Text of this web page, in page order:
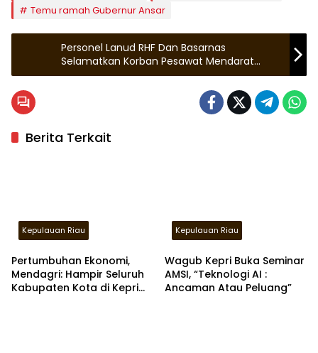
Temu ramah Gubernur Ansar
Personel Lanud RHF Dan Basarnas
Selamatkan Korban Pesawat Mendarat
Darurat di Air
Berita Terkait
Kepulauan Riau
Pertumbuhan Ekonomi,
Mendagri: Hampir Seluruh
Kabupaten Kota di Kepri
Kepulauan Riau
Wagub Kepri Buka Seminar
AMSI, “Teknologi AI :
Ancaman Atau Peluang”